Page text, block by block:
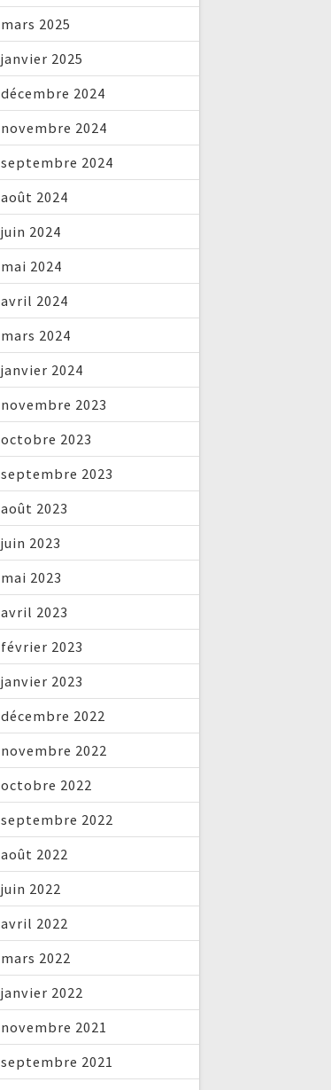
mars 2025
janvier 2025
décembre 2024
novembre 2024
septembre 2024
août 2024
juin 2024
mai 2024
avril 2024
mars 2024
janvier 2024
novembre 2023
octobre 2023
septembre 2023
août 2023
juin 2023
mai 2023
avril 2023
février 2023
janvier 2023
décembre 2022
novembre 2022
octobre 2022
septembre 2022
août 2022
juin 2022
avril 2022
mars 2022
janvier 2022
novembre 2021
septembre 2021